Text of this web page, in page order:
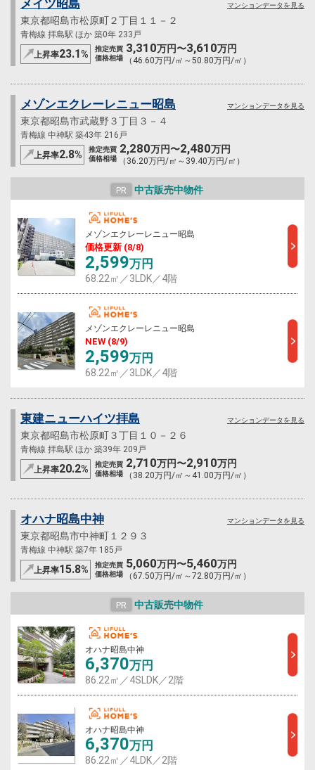
メイツ昭島
東京都昭島市松原町２丁目１１－２
青梅線 拝島駅 ほか 築0年 233戸
上昇率23.1%
推定売買
価格相場
3,310万円〜3,610万円
（46.60万円/㎡～50.80万円/㎡）
マンションデータを見る
メゾンエクレーレニュー昭島
東京都昭島市武蔵野３丁目３－４
青梅線 中神駅 築43年 216戸
上昇率2.8%
推定売買
価格相場
2,280万円〜2,480万円
（36.20万円/㎡～39.40万円/㎡）
マンションデータを見る
PR 中古販売中物件
メゾンエクレーレニュー昭島
価格更新 (8/8)
2,599万円
68.22㎡／3LDK／4階
メゾンエクレーレニュー昭島
NEW (8/9)
2,599万円
68.22㎡／3LDK／4階
東建ニューハイツ拝島
東京都昭島市松原町３丁目１０－２６
青梅線 拝島駅 ほか 築39年 209戸
上昇率20.2%
推定売買
価格相場
2,710万円〜2,910万円
（38.20万円/㎡～41.00万円/㎡）
マンションデータを見る
オハナ昭島中神
東京都昭島市中神町１２９３
青梅線 中神駅 築7年 185戸
上昇率15.8%
推定売買
価格相場
5,060万円〜5,460万円
（67.50万円/㎡～72.80万円/㎡）
マンションデータを見る
PR 中古販売中物件
オハナ昭島中神
6,370万円
86.22㎡／4SLDK／2階
オハナ昭島中神
6,370万円
86.22㎡／4LDK／2階